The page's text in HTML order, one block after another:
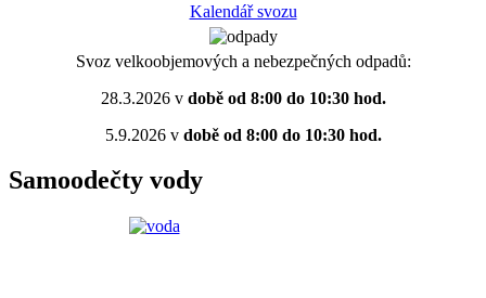
Kalendář svozu
Svoz velkoobjemových a nebezpečných odpadů:
28.3.2026 vdobě od 8:00 do 10:30 hod.
5.9.2026 vdobě od 8:00 do 10:30 hod.
Samoodečty vody